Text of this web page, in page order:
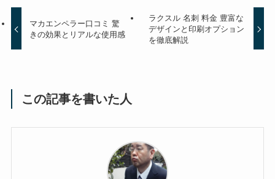
マカエンペラー口コミ 驚
きの効果とリアルな使用感
ラクスル 名刺 料金 豊富な
デザインと印刷オプション
を徹底解説
この記事を書いた人